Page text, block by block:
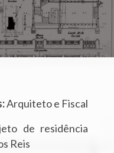
Arquiteto e Fiscal
de residência
Reis